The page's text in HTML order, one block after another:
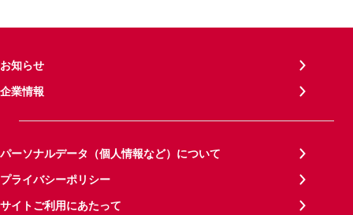
お知らせ
企業情報
パーソナルデータ（個人情報など）について
プライバシーポリシー
サイトご利用にあたって